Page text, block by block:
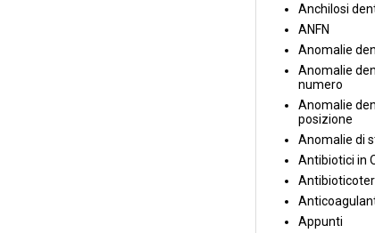
Anchilosi
ANFN
Anomalie
Anomalie
numero
Anomalie
posizione
Anomalie di
Antibiotici in
Appunti